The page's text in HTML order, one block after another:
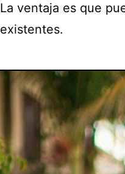
La ventaja es que
existentes.